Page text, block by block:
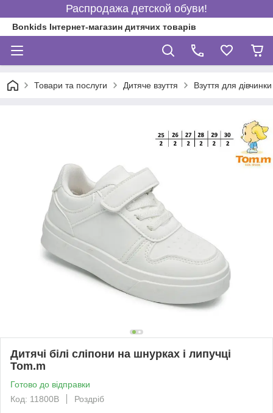
Распродажа детской обуви!
Bonkids Інтернет-магазин дитячих товарів
Товари та послуги Дитяче взуття Взуття для дівчинки
Дитячі білі сліпони на шнурках і липучці
Tom.m
Готово до відправки
Код: 11800B
Роздріб